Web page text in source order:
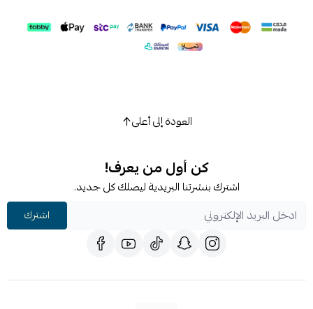
العودة إلى أعلى
كن أول من يعرف!
اشترك بنشرتنا البريدية ليصلك كل جديد.
اشترك